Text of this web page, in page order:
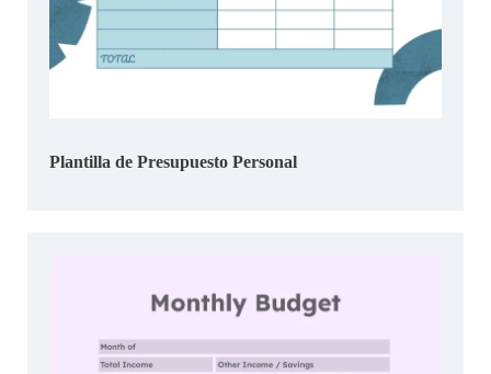
Plantilla de Presupuesto Personal